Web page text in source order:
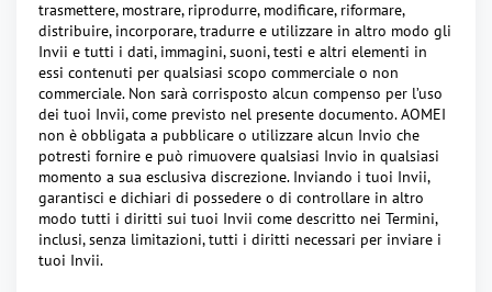
trasmettere, mostrare, riprodurre, modificare, riformare,
distribuire, incorporare, tradurre e utilizzare in altro modo gli
Invii e tutti i dati, immagini, suoni, testi e altri elementi in
essi contenuti per qualsiasi scopo commerciale o non
commerciale. Non sarà corrisposto alcun compenso per l’uso
dei tuoi Invii, come previsto nel presente documento. AOMEI
non è obbligata a pubblicare o utilizzare alcun Invio che
potresti fornire e può rimuovere qualsiasi Invio in qualsiasi
momento a sua esclusiva discrezione. Inviando i tuoi Invii,
garantisci e dichiari di possedere o di controllare in altro
modo tutti i diritti sui tuoi Invii come descritto nei Termini,
inclusi, senza limitazioni, tutti i diritti necessari per inviare i
tuoi Invii.